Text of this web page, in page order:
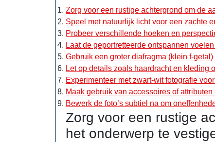
Zorg voor een rustige achtergrond om de
Speel met natuurlijk licht voor een zachte
Probeer verschillende hoeken en
Laat de geportretteerde ontspannen
Gebruik een groter diafragma (klein f-
Let op details zoals haardracht en kleding
Experimenteer met zwart-wit fotografie
Maak gebruik van accessoires of
Bewerk de foto’s subtiel na om
Zorg voor een rustige
het onderwerp te